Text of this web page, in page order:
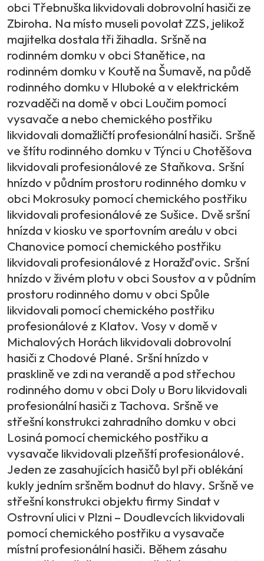
obci Třebnuška likvidovali dobrovolní hasiči ze
Zbiroha. Na místo museli povolat ZZS, jelikož
majitelka dostala tři žihadla. Sršně na
rodinném domku v obci Stanětice, na
rodinném domku v Koutě na Šumavě, na půdě
rodinného domku v Hluboké a v elektrickém
rozvaděči na domě v obci Loučim pomocí
vysavače a nebo chemického postřiku
likvidovali domažličtí profesionální hasiči. Sršně
ve štítu rodinného domku v Týnci u Chotěšova
likvidovali profesionálové ze Staňkova. Sršní
hnízdo v půdním prostoru rodinného domku v
obci Mokrosuky pomocí chemického postřiku
likvidovali profesionálové ze Sušice. Dvě sršní
hnízda v kiosku ve sportovním areálu v obci
Chanovice pomocí chemického postřiku
likvidovali profesionálové z Horažďovic. Sršní
hnízdo v živém plotu v obci Soustov a v půdním
prostoru rodinného domu v obci Spůle
likvidovali pomocí chemického postřiku
profesionálové z Klatov. Vosy v domě v
Michalových Horách likvidovali dobrovolní
hasiči z Chodové Plané. Sršní hnízdo v
prasklině ve zdi na verandě a pod střechou
rodinného domu v obci Doly u Boru likvidovali
profesionální hasiči z Tachova. Sršně ve
střešní konstrukci zahradního domku v obci
Losiná pomocí chemického postřiku a
vysavače likvidovali plzeňští profesionálové.
Jeden ze zasahujících hasičů byl při oblékání
kukly jedním sršněm bodnut do hlavy. Sršně ve
střešní konstrukci objektu firmy Sindat v
Ostrovní ulici v Plzni – Doudlevcích likvidovali
pomocí chemického postřiku a vysavače
místní profesionální hasiči. Během zásahu